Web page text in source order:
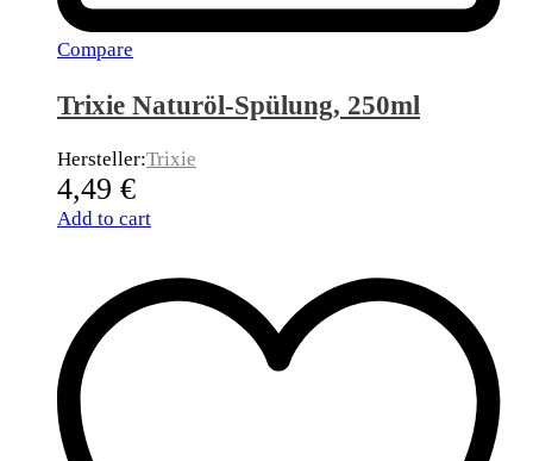
Compare
Trixie Naturöl-Spülung, 250ml
Hersteller:Trixie
4,49 €
Add to cart